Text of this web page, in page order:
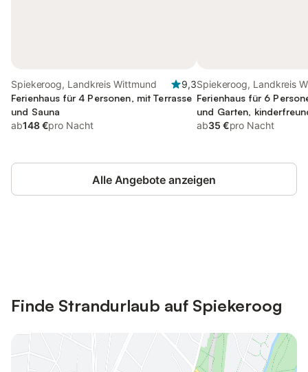
Spiekeroog, Landkreis Wittmund
9,3
Ferienhaus für 4 Personen, mit Terrasse
und Sauna
ab148 €pro Nacht
Spiekeroog, Landkreis
Ferienhaus für 6
und Garten,
ab35 €pro Nacht
Alle Angebote anzeigen
Finde Strandurlaub auf Spiekeroog